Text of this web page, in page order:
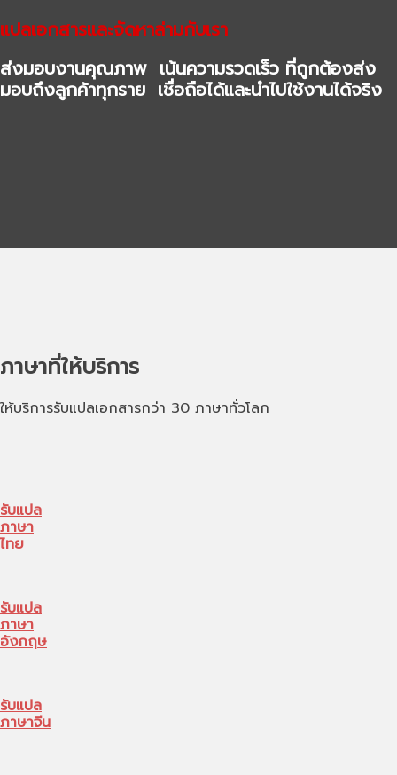
แปลเอกสารและจัดหาล่ามกับเรา
ส่งมอบงานคุณภาพ เน้นความรวดเร็ว ที่ถูกต้องส่ง
มอบถึงลูกค้าทุกราย เชื่อถือได้และนำไปใช้งานได้จริง
ภาษาที่ให้บริการ
ให้บริการรับแปลเอกสารกว่า 30 ภาษาทั่วโลก
รับแปล
ภาษา
ไทย
รับแปล
ภาษา
อังกฤษ
รับแปล
ภาษาจีน